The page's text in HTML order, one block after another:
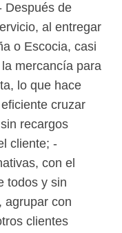
Después de
al entregar
o Escocia, casi
mercancía para
lo que hace
cruzar
recargos
cliente; -
con el
todos y sin
agrupar con
clientes